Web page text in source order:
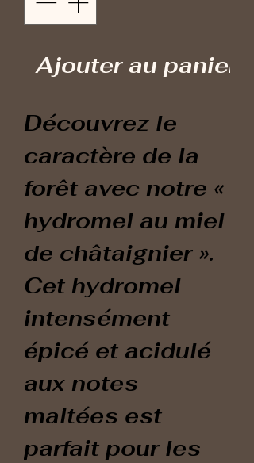
Ajouter au panier
Découvrez le
caractère de la
forêt avec notre «
hydromel au miel
de châtaignier ».
Cet hydromel
intensément
épicé et acidulé
aux notes
maltées est
parfait pour les